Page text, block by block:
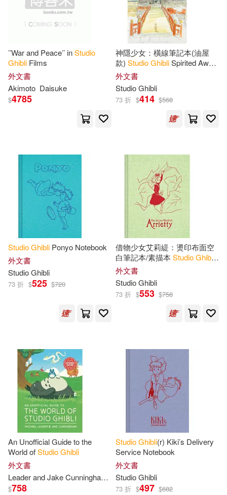
’’War and Peace’’ inStudio
Ghibli Films
外文書
Akimoto Daisuke
$4785
神隱少女：橫線筆記本(油屋
款) StudioGhibliSpirited Away
Journal (The Bathhouse)
外文書
StudioGhibli
73 折 $414 $568
StudioGhibli Ponyo Notebook
外文書
StudioGhibli
73 折 $525 $720
借物少女艾莉緹：燙印布面空
白筆記本/素描本 StudioGhibli
The Secret World of Arrietty
Sketchbook
外文書
StudioGhibli
73 折 $553 $758
An Unofficial Guide to the
World ofStudioGhibli
外文書
Leader and Jake Cunningham
Michael
$758
StudioGhibli(r) Kiki’s Delivery
Service Notebook
外文書
StudioGhibli
73 折 $497 $682